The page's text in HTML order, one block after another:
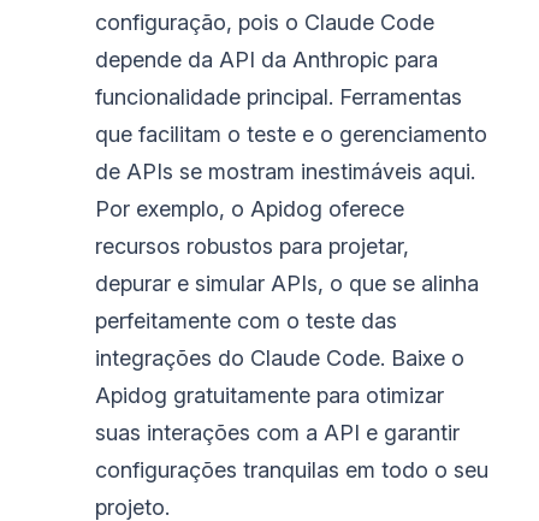
configuração, pois o Claude Code
depende da API da Anthropic para
funcionalidade principal. Ferramentas
que facilitam o teste e o gerenciamento
de APIs se mostram inestimáveis aqui.
Por exemplo, o Apidog oferece
recursos robustos para projetar,
depurar e simular APIs, o que se alinha
perfeitamente com o teste das
integrações do Claude Code. Baixe o
Apidog gratuitamente para otimizar
suas interações com a API e garantir
configurações tranquilas em todo o seu
projeto.